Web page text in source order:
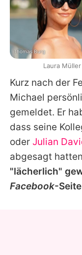
Kurz nach der
Michael
gemeldet. Er
dass seine
oder Julian
abgesagt
"lächerlich"
Facebook-
Thomas Burg
Laura